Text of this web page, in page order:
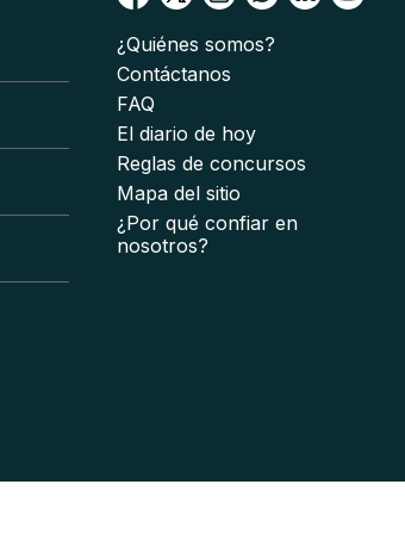
¿Quiénes somos?
Contáctanos
FAQ
El diario de hoy
Reglas de concursos
Mapa del sitio
¿Por qué confiar en
nosotros?